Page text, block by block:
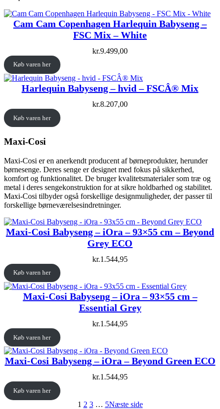
Cam Cam Copenhagen Harlequin Babyseng –
FSC Mix – White
kr.9.499,00
Køb varen her
Harlequin Babyseng – hvid – FSCÂ® Mix
kr.8.207,00
Køb varen her
Maxi-Cosi
Maxi-Cosi er en anerkendt producent af børneprodukter, herunder
børnesenge. Deres senge er designet med fokus på sikkerhed,
komfort og funktionalitet. De bruger kvalitetsmaterialer som træ og
metal i deres sengekonstruktion for at sikre holdbarhed og stabilitet.
Maxi-Cosi tilbyder også forskellige designmuligheder, der passer til
forskellige børneværelsesindretninger.
Maxi-Cosi Babyseng – iOra – 93×55 cm – Beyond
Grey ECO
kr.1.544,95
Køb varen her
Maxi-Cosi Babyseng – iOra – 93×55 cm –
Essential Grey
kr.1.544,95
Køb varen her
Maxi-Cosi Babyseng – iOra – Beyond Green ECO
kr.1.544,95
Køb varen her
1 2 3 … 5Næste side